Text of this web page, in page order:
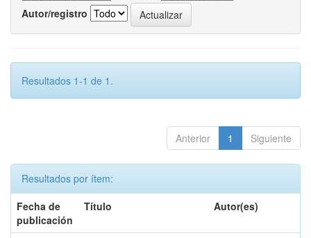
Autor/registro
Resultados 1-1 de 1.
Anterior 1 Siguiente
Resultados por ítem:
Fecha de
publicación
Título Autor(es)